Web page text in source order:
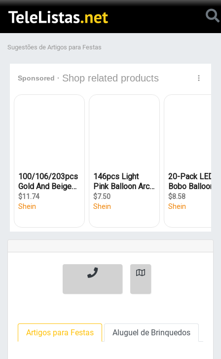
Sugestões de Artigos para Festas
Artigos para Festas Aluguel de Brinquedos